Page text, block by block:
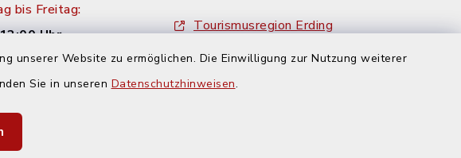
unserer Website zu ermöglichen. Die Einwilligung zur Nutzung weiterer
Sie in unseren Datenschutzhinweisen.
bis Freitag:
Uhr
Tourismusregion Erding
Ausschreibungen